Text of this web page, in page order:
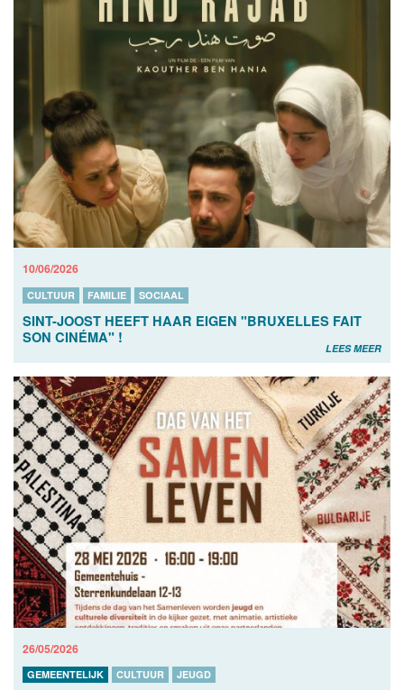
10/06/2026
CULTUUR FAMILIE SOCIAAL
SINT-JOOST HEEFT HAAR EIGEN "BRUXELLES FAIT
SON CINÉMA" !
LEES MEER
26/05/2026
GEMEENTELIJK CULTUUR JEUGD